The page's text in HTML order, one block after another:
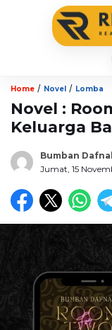
Home / Novel / Lomba
Novel :
Keluarga
Bumban
Jumat, 15